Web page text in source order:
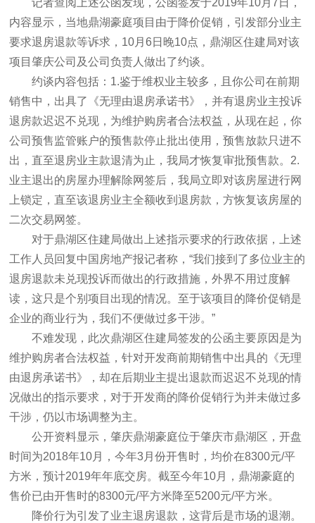
记者查阅上述公函发现，公函签发于2019年10月7日，
内容显示，当地鼎湖豪庭项目由于降价促销，引发部分业主
要求退房退款等诉求，10月6日晚10点，鼎湖区住建局对该
项目肇庆公司及公司负责人做出了约谈。
约谈内容包括：1.鉴于维权业主较多，且你公司在前期
销售中，出具了《无理由退房承诺书》，并有退房业主投诉
退房款迟迟不兑现，为维护购房者合法权益，从现在起，你
公司预售监管账户的预售款停止批出使用，预售放款只进不
出，直至退房业主款退清为止，我局才恢复审批预售款。2.
业主退出的房屋办理解除网签后，我局立即对该房屋进行网
上锁定，直至该退房业主全额收到退房款，方恢复该房屋的
二次交易网签。
对于鼎湖区住建局做出上述指示要求的行政依据，上述
工作人员回复中国房地产报记者称，“我们接到了多位业主的
退房退款未兑现投诉而做出的行政措施，外界不用过度解
读，这只是个别项目出现的情况。至于该项目的降价促销是
企业的商业行为，我们不便做过多干涉。”
不难发现，此次鼎湖区住建局签发的公函主要原因是为
维护购房者合法权益，针对开发商前期销售中出具的《无理
由退房承诺书》，却在后期业主提出退款而迟迟不兑现的情
况做出的指示要求，对于开发商的降价促销行为并未做过多
干涉，仍以市场调整为主。
公开资料显示，肇庆鼎湖豪庭位于肇庆市鼎湖区，开盘
时间为2018年10月，今年3月份开售时，均价在8300元/平
方米，预计2019年年底交房。截至今年10月，鼎湖豪庭的
售价已由开售时的8300元/平方米降至5200元/平方米。
降价行为引发了业主退房退款，这背后是市场的退潮。